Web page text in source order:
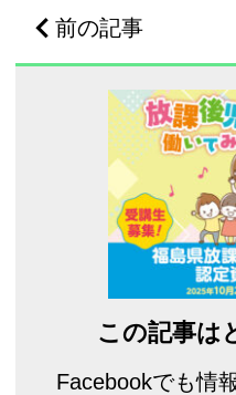
前の記事
この記事は
Facebookでも情